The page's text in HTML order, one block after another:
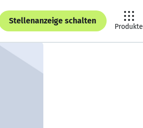
Stellenanzeige schalten
Produkte